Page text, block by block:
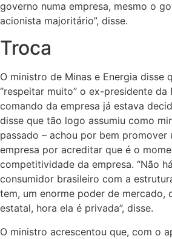
governo numa empresa, mesmo o
acionista majoritário”, disse.
Troca
O ministro de Minas e Energia disse
“respeitar muito” o ex-presidente
comando da empresa já estava
disse que tão logo assumiu como
passado – achou por bem promover
empresa por acreditar que é o
competitividade da empresa. “Não
consumidor brasileiro com a
tem, um enorme poder de mercado,
estatal, hora ela é privada”, disse.
O ministro acrescentou que, com o